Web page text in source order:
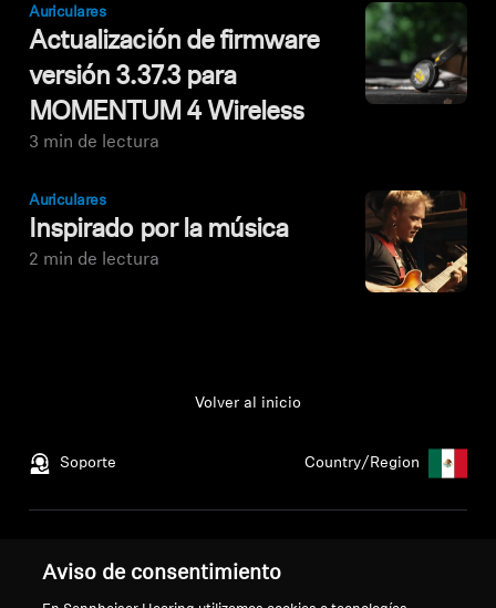
Auriculares
Actualización de firmware
versión 3.37.3 para
MOMENTUM 4 Wireless
3 min de lectura
Auriculares
Inspirado por la música
2 min de lectura
Soporte
Volver al inicio
Country/Region
Política global de privacidad
Aviso de consentimiento